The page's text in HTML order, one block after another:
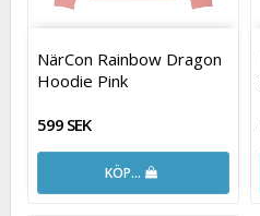
NärCon Rainbow Dragon
Hoodie Pink
599 SEK
KÖP…